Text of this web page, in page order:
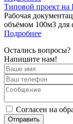
Типовой проект
Рабочая
объёмом 100м3 для
Подробнее
Остались вопросы?
Напишите нам!
Cогласен на
Отправить